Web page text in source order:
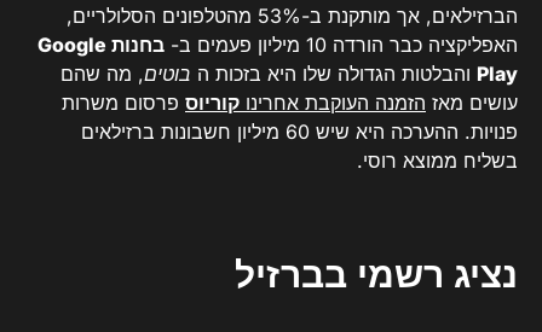
הברזילאים, אך מותקנת ב-53% מהטלפונים הסלולריים,
האפליקציה כבר הורדה 10 מיליון פעמים ב-
בחנות Google
Play והבלטות הגדולה שלו היא בזכות ה בוטים, מה שהם
עושים מאז הזמנה העוקבת אחרינו קוריוס פרסום משרות
פנויות. ההערכה היא שיש 60 מיליון חשבונות ברזילאים
בשליח ממוצא רוסי.
נציג רשמי בברזיל